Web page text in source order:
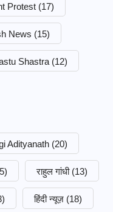
Protest (17)
News (15)
Shastra (12)
Adityanath (20)
राहुल गांधी (13)
हिंदी न्यूज़ (18)